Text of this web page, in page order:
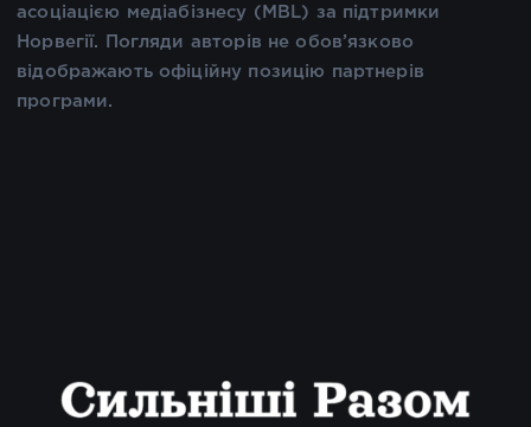
асоціацією медіабізнесу (MBL) за підтримки
Норвегії. Погляди авторів не обов’язково
відображають офіційну позицію партнерів
програми.